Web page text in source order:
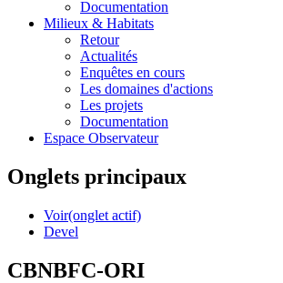
Documentation
Milieux & Habitats
Retour
Actualités
Enquêtes en cours
Les domaines d'actions
Les projets
Documentation
Espace Observateur
Onglets principaux
Voir(onglet actif)
Devel
CBNBFC-ORI